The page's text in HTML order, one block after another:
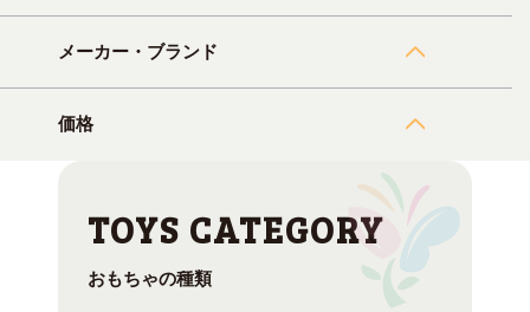
メーカー・ブランド
価格
おもちゃの種類